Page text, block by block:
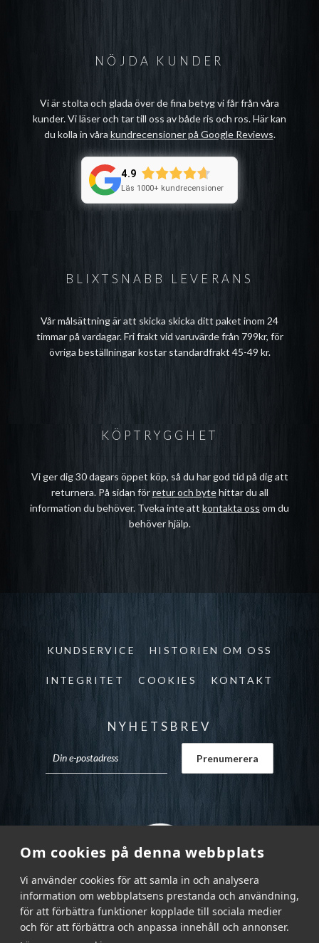
Om cookies på denna webbplats
Vi använder cookies för att samla in och analysera
information om webbplatsens prestanda och användning,
för att förbättra funktioner kopplade till sociala medier
och för att förbättra och anpassa innehåll och annonser.
BLIXTSNABB LEVERANS
Vår målsättning är att skicka skicka ditt paket inom 24
timmar på vardagar. Fri frakt vid varuvärde från 799kr, för
övriga beställningar kostar standardfrakt 45-49 kr.
NÖJDA KUNDER
Vi är stolta och glada över de fina betyg vi får från våra
kunder. Vi läser och tar till oss av både ris och ros. Här kan
du kolla in våra kundrecensioner på Google Reviews.
4.9
Läs 1000+ kundrecensioner
KÖPTRYGGHET
Vi ger dig 30 dagars öppet köp, så du har god tid på dig att
returnera. På sidan förretur och bytehittar du all
information du behöver. Tveka inte att kontakta oss om du
behöver hjälp.
KUNDSERVICE HISTORIEN OM OSS
INTEGRITET COOKIES KONTAKT
NYHETSBREV